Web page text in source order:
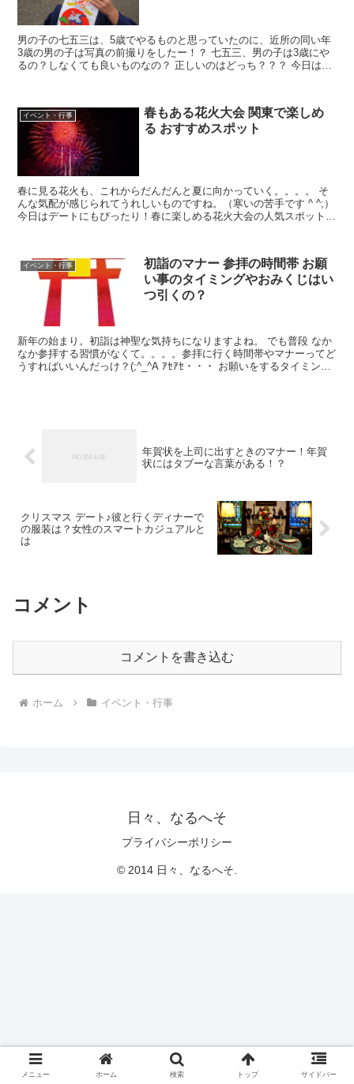
男の子の七五三は、5歳でやるものと思っていたのに、近所の同い年
3歳の男の子は写真の前撮りをしたー！？ 七五三、男の子は3歳にや
るの？しなくても良いものなの？ 正しいのはどっち？？？ 今日は、
イベント・行事
春もある花火大会 関東で楽しめ
る おすすめスポット
春に見る花火も、これからだんだんと夏に向かっていく。。。。 そ
んな気配が感じられてうれしいものですね。（寒いの苦手です ^ ^;）
今日はデートにもぴったり！春に楽しめる花火大会の人気スポットを
イベント・行事
初詣のマナー 参拝の時間帯 お願
い事のタイミングやおみくじはい
つ引くの？
新年の始まり。初詣は神聖な気持ちになりますよね。 でも普段 なか
なか参拝する習慣がなくて。。。。参拝に行く時間帯やマナーってど
うすればいいんだっけ？(;^_^A ｱｾｱｾ・・・ お願いをするタイミング
年賀状を上司に出すときのマナー！年賀
状にはタブーな言葉がある！？
クリスマス デート♪彼と行くディナーで
の服装は？女性のスマートカジュアルと
は
コメント
コメントを書き込む
ホーム イベント・行事
日々、なるへそ
プライバシーポリシー
© 2014 日々、なるへそ.
メニュー ホーム 検索 トップ サイドバー